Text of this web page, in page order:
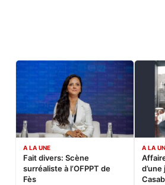
A LA UNE
Fait divers: Scène
surréaliste à l’OFPPT de
Fès
A LA